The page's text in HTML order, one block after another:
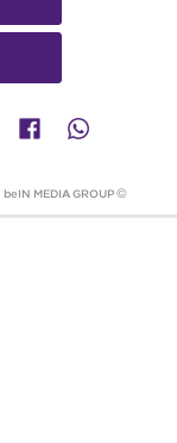
© beIN MEDIA GROUP